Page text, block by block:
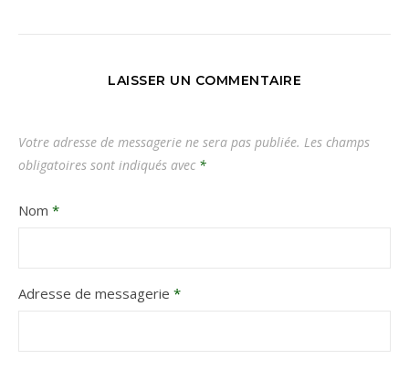
LAISSER UN COMMENTAIRE
Votre adresse de messagerie ne sera pas publiée. Les champs
obligatoires sont indiqués avec *
Nom *
Adresse de messagerie *